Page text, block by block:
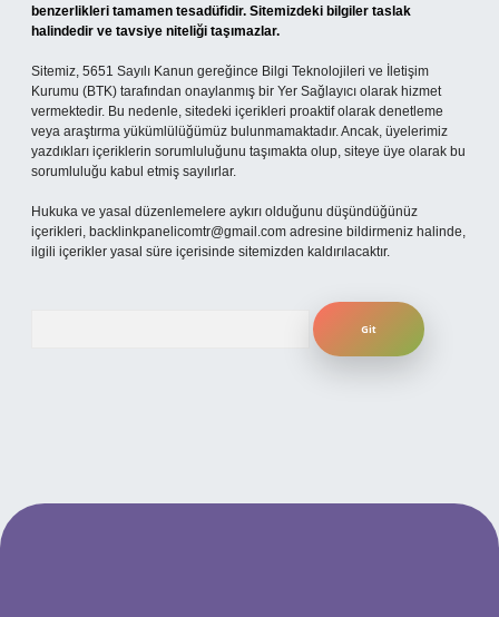
benzerlikleri tamamen tesadüfidir. Sitemizdeki bilgiler taslak
halindedir ve tavsiye niteliği taşımazlar.
Sitemiz, 5651 Sayılı Kanun gereğince Bilgi Teknolojileri ve İletişim
Kurumu (BTK) tarafından onaylanmış bir Yer Sağlayıcı olarak hizmet
vermektedir. Bu nedenle, sitedeki içerikleri proaktif olarak denetleme
veya araştırma yükümlülüğümüz bulunmamaktadır. Ancak, üyelerimiz
yazdıkları içeriklerin sorumluluğunu taşımakta olup, siteye üye olarak bu
sorumluluğu kabul etmiş sayılırlar.
Hukuka ve yasal düzenlemelere aykırı olduğunu düşündüğünüz
içerikleri, backlinkpanelicomtr@gmail.com adresine bildirmeniz halinde,
ilgili içerikler yasal süre içerisinde sitemizden kaldırılacaktır.